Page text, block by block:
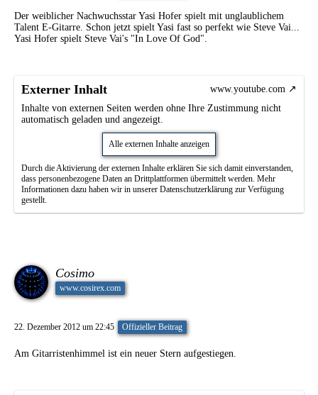
Der weiblicher Nachwuchsstar Yasi Hofer spielt mit unglaublichem
Talent E-Gitarre. Schon jetzt spielt Yasi fast so perfekt wie Steve Vai...
Yasi Hofer spielt Steve Vai's "In Love Of God".
Externer Inhalt
www.youtube.com
Inhalte von externen Seiten werden ohne Ihre Zustimmung nicht
automatisch geladen und angezeigt.
Alle externen Inhalte anzeigen
Durch die Aktivierung der externen Inhalte erklären Sie sich damit einverstanden,
dass personenbezogene Daten an Drittplattformen übermittelt werden. Mehr
Informationen dazu haben wir in unserer Datenschutzerklärung zur Verfügung
gestellt.
Cosimo
www.cosirex.com
22. Dezember 2012 um 22:45 Offizieller Beitrag
Am Gitarristenhimmel ist ein neuer Stern aufgestiegen.